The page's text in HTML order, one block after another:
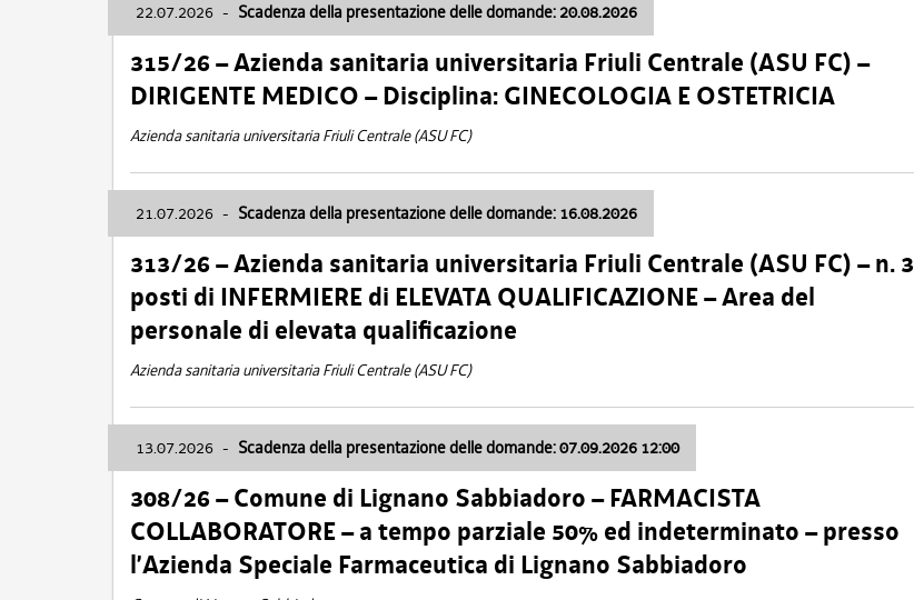
22.07.2026 - Scadenza della presentazione delle domande: 20.08.2026
315/26 – Azienda sanitaria universitaria Friuli Centrale (ASU FC) –
DIRIGENTE MEDICO – Disciplina: GINECOLOGIA E OSTETRICIA
Azienda sanitaria universitaria Friuli Centrale (ASU FC)
21.07.2026 - Scadenza della presentazione delle domande: 16.08.2026
313/26 – Azienda sanitaria universitaria Friuli Centrale (ASU FC) – n. 3
posti di INFERMIERE di ELEVATA QUALIFICAZIONE – Area del
personale di elevata qualificazione
Azienda sanitaria universitaria Friuli Centrale (ASU FC)
13.07.2026 - Scadenza della presentazione delle domande: 07.09.2026 12:00
308/26 – Comune di Lignano Sabbiadoro – FARMACISTA
COLLABORATORE – a tempo parziale 50% ed indeterminato – presso
l’Azienda Speciale Farmaceutica di Lignano Sabbiadoro